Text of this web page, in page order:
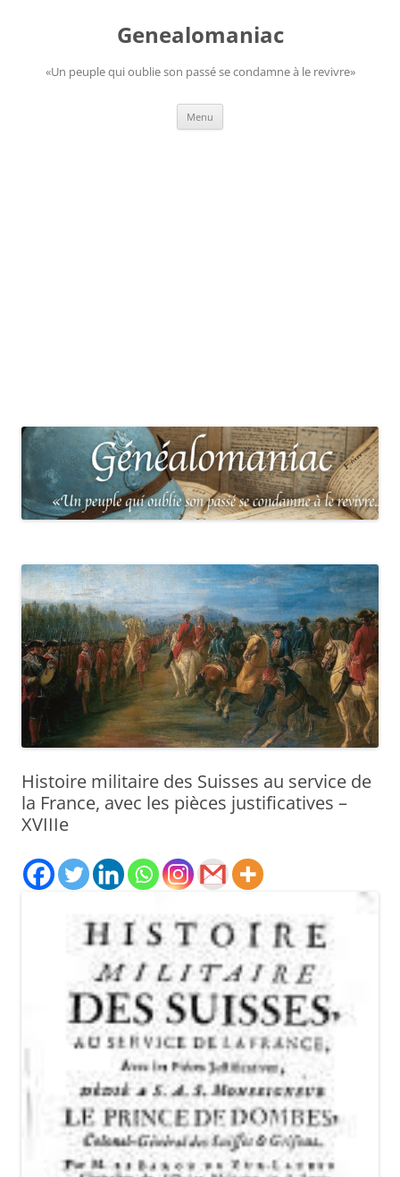
Genealomaniac
«Un peuple qui oublie son passé se condamne à le revivre»
Menu
Histoire militaire des Suisses au service de
la France, avec les pièces justificatives –
XVIIIe